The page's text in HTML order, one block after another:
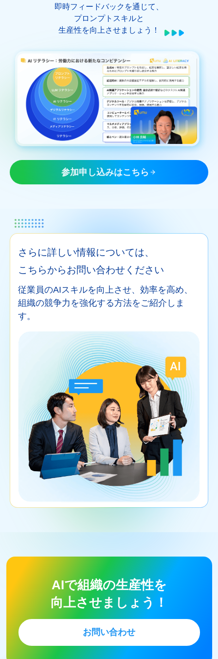
即時フィードバックを通じて、
プロンプトスキルと
生産性を向上させましょう！
参加申し込みはこちら
さらに詳しい情報については、
こちらからお問い合わせください
従業員のAIスキルを向上させ、効率を高め、
組織の競争力を強化する方法をご紹介しま
す。
AIで組織の生産性を
向上させましょう！
お問い合わせ